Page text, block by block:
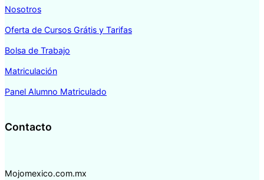
Nosotros
Oferta de Cursos Grátis y Tarifas
Bolsa de Trabajo
Matriculación
Panel Alumno Matriculado
Contacto
Mojomexico.com.mx